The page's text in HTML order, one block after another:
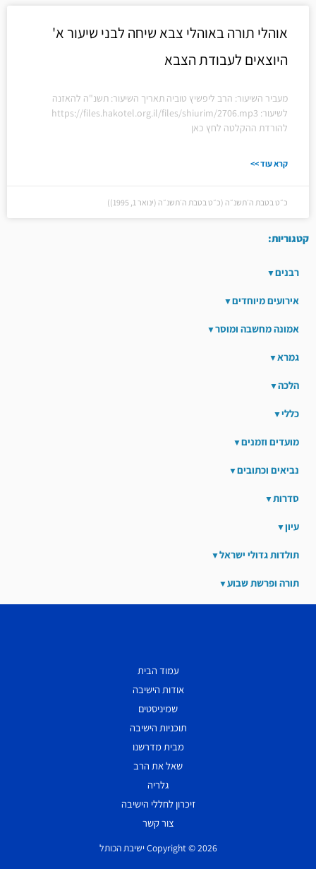
אוהלי תורה באוהלי צבא שיחה לבני שיעור א'
היוצאים לעבודת הצבא
מעביר השיעור: הרב ליפשיץ טוביה תאריך השיעור: תשנ"ה להאזנה
לשיעור: https://files.hakotel.org.il/files/shiurim/2706.mp3
להורדת ההקלטה לחץ כאן
קרא עוד >>
כ״ט בטבת ה׳תשנ״ה (כ״ט בטבת ה׳תשנ״ה (ינואר 1, 1995))
קטגוריות:
רבנים
אירועים מיוחדים
אמונה מחשבה ומוסר
גמרא
הלכה
כללי
מועדים וזמנים
נביאים וכתובים
סדרות
עיון
תולדות גדולי ישראל
תורה ופרשת שבוע
עמוד הבית
אודות הישיבה
שמיניסטים
תוכניות הישיבה
מבית מדרשנו
שאל את הרב
גלריה
זיכרון לחללי הישיבה
צור קשר
Copyright © 2026 ישיבת הכותל